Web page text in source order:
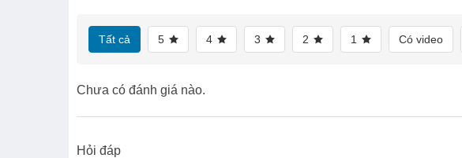
Tất cả 5 4 3 2 1 Có video
Chưa có đánh giá nào.
Hỏi đáp